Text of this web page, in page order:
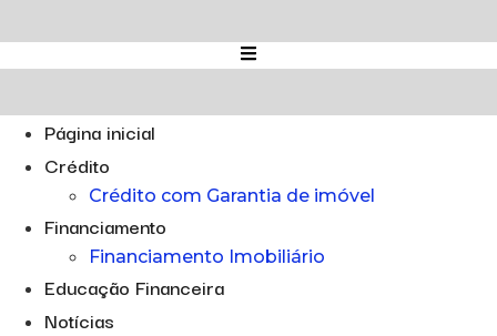
para
o
Página inicial
Crédito
Crédito com Garantia de imóvel
Financiamento
Financiamento Imobiliário
Educação Financeira
Notícias